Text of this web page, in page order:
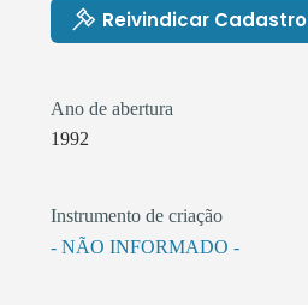
Reivindicar Cadastro
Ano de abertura
1992
Instrumento de criação
- NÃO INFORMADO -